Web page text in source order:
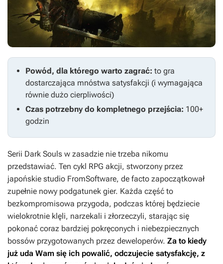
Powód, dla którego warto zagrać: to gra
dostarczająca mnóstwa satysfakcji (i wymagająca
równie dużo cierpliwości)
Czas potrzebny do kompletnego przejścia: 100+
godzin
Serii Dark Souls w zasadzie nie trzeba nikomu
przedstawiać. Ten cykl RPG akcji, stworzony przez
japońskie studio FromSoftware, de facto zapoczątkował
zupełnie nowy podgatunek gier. Każda część to
bezkompromisowa przygoda, podczas której będziecie
wielokrotnie klęli, narzekali i złorzeczyli, starając się
pokonać coraz bardziej pokręconych i niebezpiecznych
bossów przygotowanych przez deweloperów. Za to kiedy
już uda Wam się ich powalić, odczujecie satysfakcję, z